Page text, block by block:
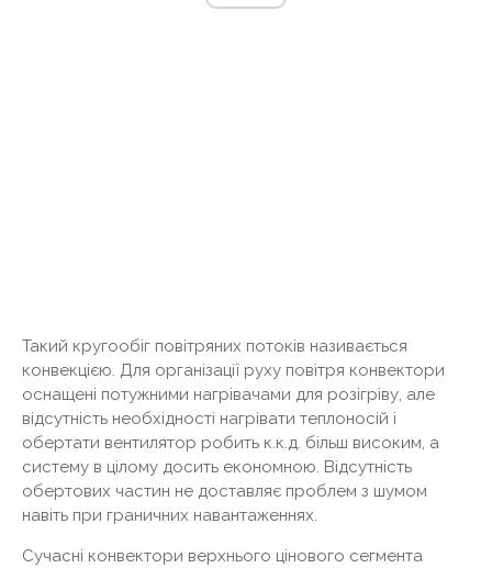
Такий кругообіг повітряних потоків називається
конвекцією. Для організації руху повітря конвектори
оснащені потужними нагрівачами для розігріву, але
відсутність необхідності нагрівати теплоносій і
обертати вентилятор робить к.к.д. більш високим, а
систему в цілому досить економною. Відсутність
обертових частин не доставляє проблем з шумом
навіть при граничних навантаженнях.
Сучасні конвектори верхнього цінового сегмента